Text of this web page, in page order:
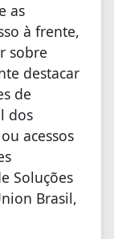
as
à frente,
sobre
destacar
de
dos
acessos
Soluções
Brasil,